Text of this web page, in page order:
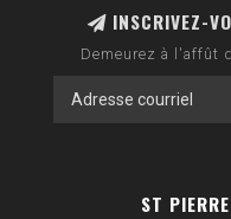
INSCRIVEZ-
Demeurez à l'affût
ST